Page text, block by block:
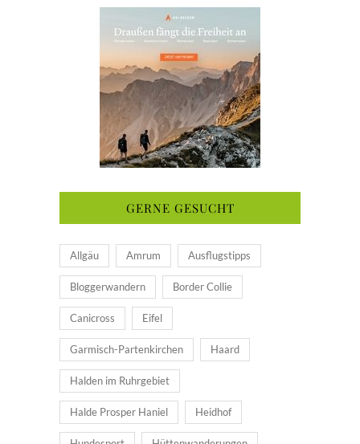
GERNE GESUCHT
Allgäu Amrum Ausflugstipps
Bloggerwandern Border Collie
Canicross Eifel
Garmisch-Partenkirchen Haard
Halden im Ruhrgebiet
Halde Prosper Haniel Heidhof